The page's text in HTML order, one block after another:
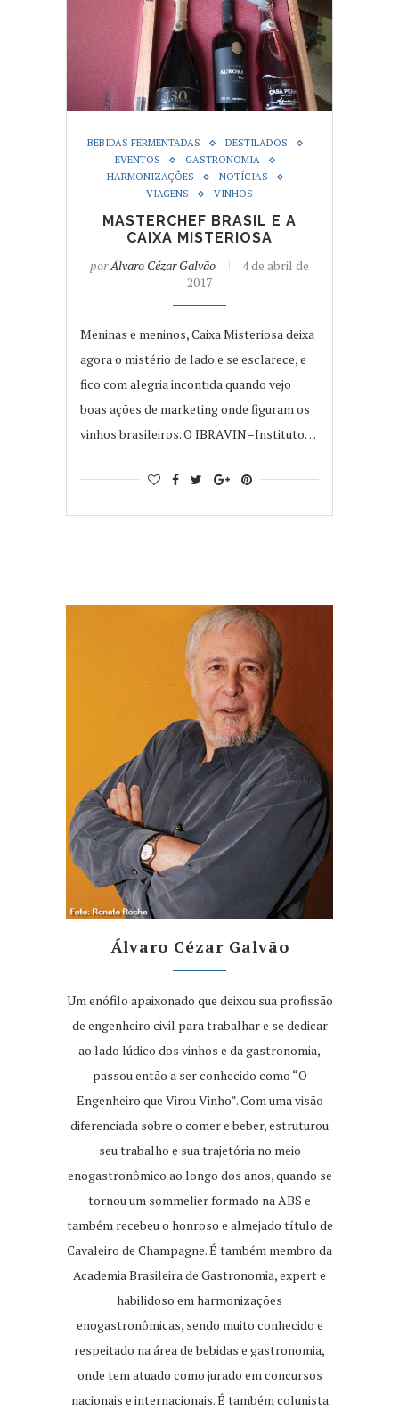
BEBIDAS FERMENTADAS
DESTILADOS
EVENTOS
GASTRONOMIA
HARMONIZAÇÕES
NOTÍCIAS
VIAGENS
VINHOS
MASTERCHEF BRASIL E A
CAIXA MISTERIOSA
porÁlvaro Cézar Galvão
4 de abril de
2017
Meninas e meninos, Caixa Misteriosa deixa
agora o mistério de lado e se esclarece, e
fico com alegria incontida quando vejo
boas ações de marketing onde figuram os
vinhos brasileiros. O IBRAVIN–Instituto…
Álvaro Cézar Galvão
Um enófilo apaixonado que deixou sua profissão
de engenheiro civil para trabalhar e se dedicar
ao lado lúdico dos vinhos e da gastronomia,
passou então a ser conhecido como “O
Engenheiro que Virou Vinho”. Com uma visão
diferenciada sobre o comer e beber, estruturou
seu trabalho e sua trajetória no meio
enogastronômico ao longo dos anos, quando se
tornou um sommelier formado na ABS e
também recebeu o honroso e almejado título de
Cavaleiro de Champagne. É também membro da
Academia Brasileira de Gastronomia, expert e
habilidoso em harmonizações
enogastronômicas, sendo muito conhecido e
respeitado na área de bebidas e gastronomia,
onde tem atuado como jurado em concursos
nacionais e internacionais. É também colunista